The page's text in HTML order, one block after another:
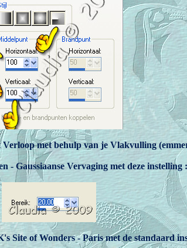
met behulp van je Vlakvulling
- Gaussiaanse Vervaging met deze instelling :
Site of Wonders - Paris met de standaard